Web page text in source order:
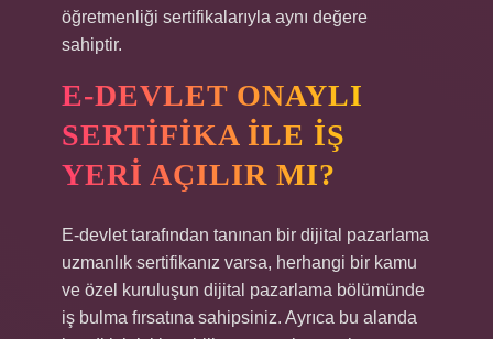
öğretmenliği sertifikalarıyla aynı değere
sahiptir.
E-DEVLET ONAYLI
SERTIFIKA ILE IŞ
YERI AÇILIR MI?
E-devlet tarafından tanınan bir dijital pazarlama
uzmanlık sertifikanız varsa, herhangi bir kamu
ve özel kuruluşun dijital pazarlama bölümünde
iş bulma fırsatına sahipsiniz. Ayrıca bu alanda